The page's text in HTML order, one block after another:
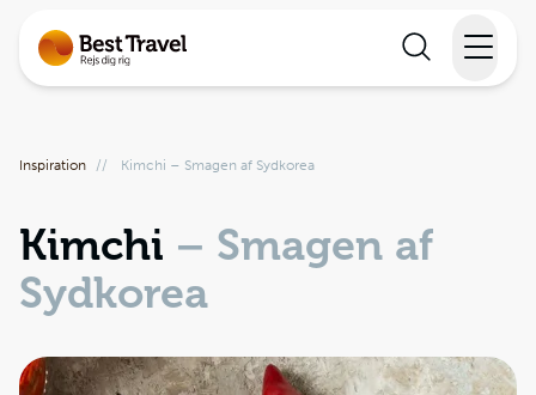
Rejsekalender
Inspiration
Information
Inspiration // Kimchi – Smagen af Sydkorea
Kimchi – Smagen af
Sydkorea